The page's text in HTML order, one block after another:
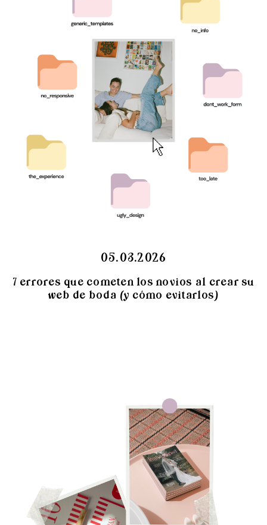
05.03.2026
7 errores que cometen los novios al crear su
web de boda (y cómo evitarlos)